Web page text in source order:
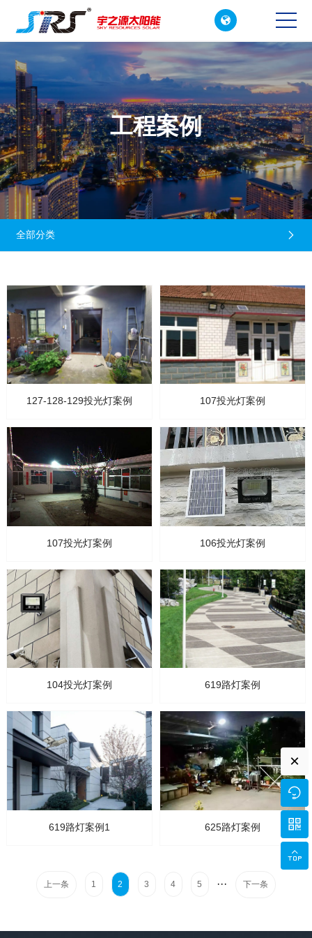

CN
EN
工程案例
全部分类 
127-128-129投光灯案例 107投光灯案例
107投光灯案例 106投光灯案例
104投光灯案例 619路灯案例
619路灯案例1 625路灯案例
上一条 1 2 3 4 5 ··· 下一条
×


